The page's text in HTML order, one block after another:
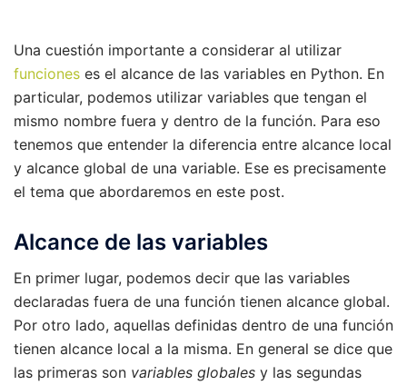
Una cuestión importante a considerar al utilizar
funciones es el alcance de las variables en Python. En
particular, podemos utilizar variables que tengan el
mismo nombre fuera y dentro de la función. Para eso
tenemos que entender la diferencia entre alcance local
y alcance global de una variable. Ese es precisamente
el tema que abordaremos en este post.
Alcance de las variables
En primer lugar, podemos decir que las variables
declaradas fuera de una función tienen alcance global.
Por otro lado, aquellas definidas dentro de una función
tienen alcance local a la misma. En general se dice que
las primeras son variables globales y las segundas